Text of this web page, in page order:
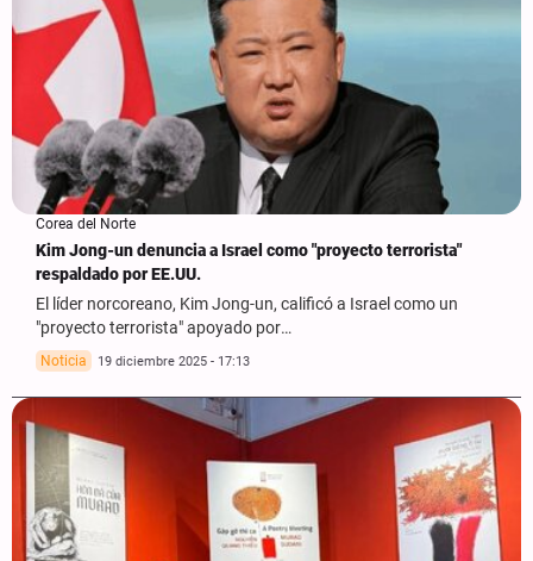
Corea del Norte
Kim Jong-un denuncia a Israel como "proyecto terrorista"
respaldado por EE.UU.
El líder norcoreano, Kim Jong-un, calificó a Israel como un
"proyecto terrorista" apoyado por…
Noticia 19 diciembre 2025 - 17:13